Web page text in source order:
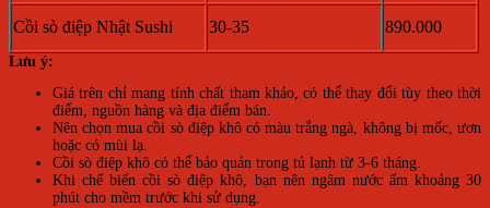
Cồi sò điệp Nhật Sushi 30-35 890.000
Lưu ý:
Giá trên chỉ mang tính chất tham khảo, có thể thay đổi tùy theo thời
điểm, nguồn hàng và địa điểm bán.
Nên chọn mua cồi sò điệp khô có màu trắng ngà, không bị mốc, ươn
hoặc có mùi lạ.
Cồi sò điệp khô có thể bảo quản trong tủ lạnh từ 3-6 tháng.
Khi chế biến cồi sò điệp khô, bạn nên ngâm nước ấm khoảng 30
phút cho mềm trước khi sử dụng.